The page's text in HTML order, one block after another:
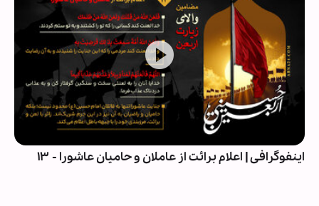
اینفوگرافی | اعلام برائت از عاملان و حامیان عاشورا - ۱۳